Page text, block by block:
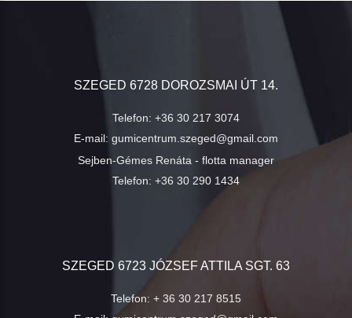
SZEGED 6728 DOROZSMAI ÚT 14.
Telefon: +36 30 217 3074
E-mail: gumicentrum.szeged@gmail.com
Sejben-Gémes Renáta - flotta manager
Telefon: +36 30 290 1434
SZEGED 6723 JÓZSEF ATTILA SGT. 63
Telefon: + 36 30 217 8515